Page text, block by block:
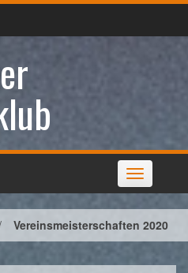
Toggle
navigation
Vereinsmeisterschaften 2020